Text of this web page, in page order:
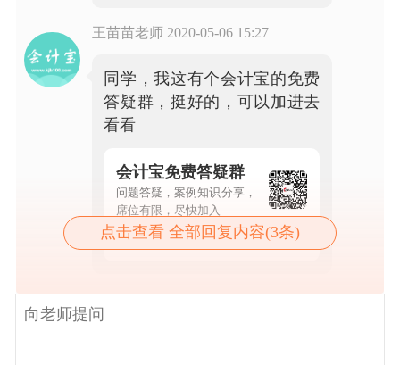
王苗苗老师 2020-05-06 15:27
同学，我这有个会计宝的免费
答疑群，挺好的，可以加进去
看看
会计宝免费答疑群
问题答疑，案例知识分享，
席位有限，尽快加入
点击查看详情
点击查看 全部回复内容(3条)